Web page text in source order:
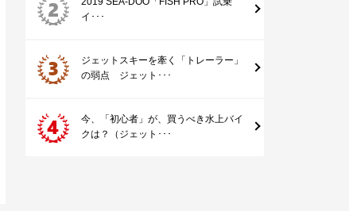
イ･･･
ジェットスキーを牽く「トレーラー」
の弱点 ジェット･･･
今、「初心者」が、買うべき水上バイ
クは？（ジェット･･･